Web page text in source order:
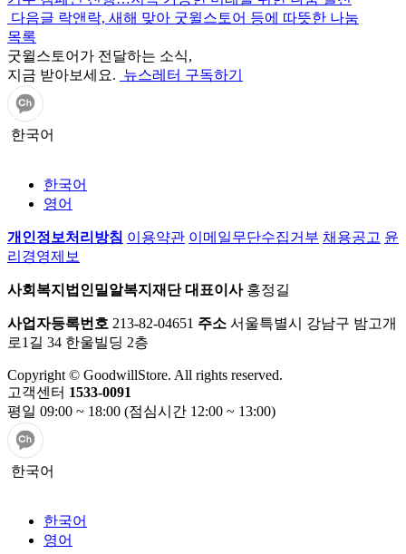
다음글 락앤락, 새해 맞아 굿윌스토어 등에 따뜻한 나눔
목록
굿윌스토어가 전달하는 소식,
지금 받아보세요. 뉴스레터 구독하기
한국어
한국어
영어
개인정보처리방침 이용약관 이메일무단수집거부 채용공고 윤
리경영제보
사회복지법인밀알복지재단 대표이사홍정길
사업자등록번호 213-82-04651 주소 서울특별시 강남구 밤고개
로1길 34 한울빌딩 2층
Copyright © GoodwillStore. All rights reserved.
고객센터 1533-0091
평일 09:00 ~ 18:00 (점심시간 12:00 ~ 13:00)
한국어
한국어
영어